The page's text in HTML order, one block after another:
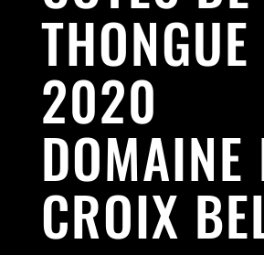
THONGUE
2020
DOMAINE
CROIX